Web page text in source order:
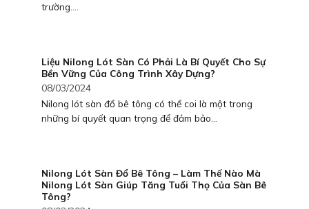
trường....
Liệu Nilong Lót Sàn Có Phải Là Bí Quyết Cho Sự
Bền Vững Của Công Trình Xây Dựng?
08/03/2024
Nilong lót sàn đổ bê tông có thể coi là một trong
những bí quyết quan trọng để đảm bảo...
Nilong Lót Sàn Đổ Bê Tông – Làm Thế Nào Mà
Nilong Lót Sàn Giúp Tăng Tuổi Thọ Của Sàn Bê
Tông?